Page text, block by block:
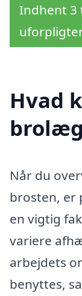
Indhent 3
Hvad
Når du
brosten, er
en vigtig
variere
arbejdets
benyttes,